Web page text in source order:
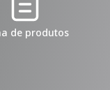
de produtos